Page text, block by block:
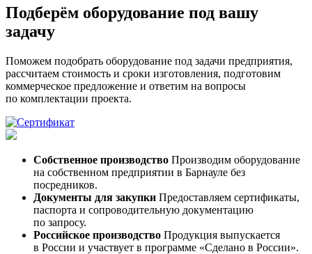
Подберём оборудование под вашу
задачу
Поможем подобрать оборудование под задачи предприятия,
рассчитаем стоимость и сроки изготовления, подготовим
коммерческое предложение и ответим на вопросы
по комплектации проекта.
Собственное производство Производим оборудование
на собственном предприятии в Барнауле без
посредников.
Документы для закупки Предоставляем сертификаты,
паспорта и сопроводительную документацию
по запросу.
Российское производство Продукция выпускается
в России и участвует в программе «Сделано в России».